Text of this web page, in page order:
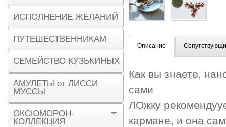
Описание
Как вы знаете,
сами
ЛОжку
кармане, и она
ИСПОЛНЕНИЕ ЖЕЛАНИЙ
ПУТЕШЕСТВЕННИКАМ
СЕМЕЙСТВО КУЗЬКИНЫХ
АМУЛЕТЫ от ЛИССИ
МУССЫ
ОКСЮМОРОН-
КОЛЛЕКЦИЯ